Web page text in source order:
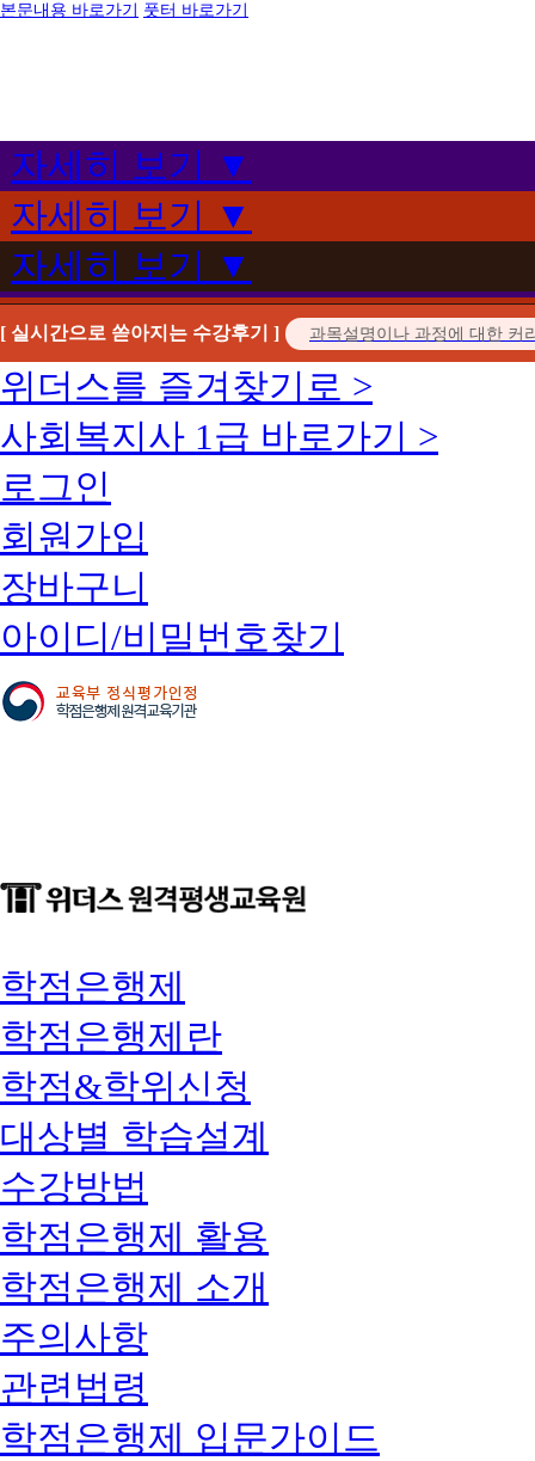
본문내용 바로가기 풋터 바로가기
자세히 보기 ▼
자세히 보기 ▼
자세히 보기 ▼
[ 실시간으로 쏟아지는 수강후기 ]
위더스를 즐겨찾기로 >
사회복지사 1급 바로가기 >
로그인
회원가입
장바구니
아이디/비밀번호찾기
학점은행제
학점은행제란
학점&학위신청
대상별 학습설계
수강방법
학점은행제 활용
학점은행제 소개
주의사항
관련법령
학점은행제 입문가이드